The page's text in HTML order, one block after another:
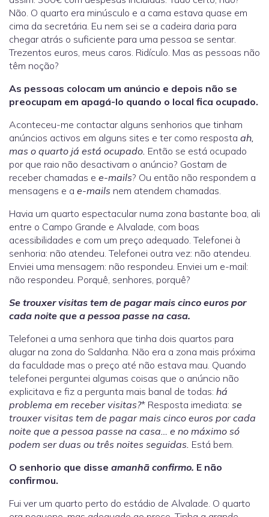
Não. O quarto era minúsculo e a cama estava quase em
cima da secretária. Eu nem sei se a cadeira daria para
chegar atrás o suficiente para uma pessoa se sentar.
Trezentos euros, meus caros. Ridículo. Mas as pessoas não
têm noção?
As pessoas colocam um anúncio e depois não se
preocupam em apagá-lo quando o local fica ocupado.
Aconteceu-me contactar alguns senhorios que tinham
anúncios activos em alguns sites e ter como resposta ah,
mas o quarto já está ocupado. Então se está ocupado
por que raio não desactivam o anúncio? Gostam de
receber chamadas e e-mails? Ou então não respondem a
mensagens e a e-mails nem atendem chamadas.
Havia um quarto espectacular numa zona bastante boa, ali
entre o Campo Grande e Alvalade, com boas
acessibilidades e com um preço adequado. Telefonei à
senhoria: não atendeu. Telefonei outra vez: não atendeu.
Enviei uma mensagem: não respondeu. Enviei um e-mail:
não respondeu. Porquê, senhores, porquê?
Se trouxer visitas tem de pagar mais cinco euros por
cada noite que a pessoa passe na casa.
Telefonei a uma senhora que tinha dois quartos para
alugar na zona do Saldanha. Não era a zona mais próxima
da faculdade mas o preço até não estava mau. Quando
telefonei perguntei algumas coisas que o anúncio não
explicitava e fiz a pergunta mais banal de todas: há
problema em receber visitas?* Resposta imediata: se
trouxer visitas tem de pagar mais cinco euros por cada
noite que a pessoa passe na casa… e no máximo só
podem ser duas ou três noites seguidas. Está bem.
O senhorio que disse amanhã confirmo. E não
confirmou.
Fui ver um quarto perto do estádio de Alvalade. O quarto